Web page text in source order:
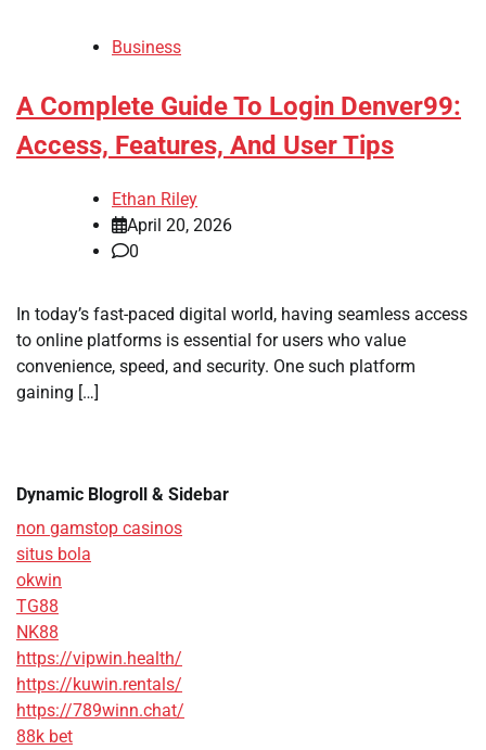
Business
A Complete Guide To Login Denver99:
Access, Features, And User Tips
Ethan Riley
April 20, 2026
0
In today’s fast-paced digital world, having seamless access
to online platforms is essential for users who value
convenience, speed, and security. One such platform
gaining […]
Dynamic Blogroll & Sidebar
non gamstop casinos
situs bola
okwin
TG88
NK88
https://vipwin.health/
https://kuwin.rentals/
https://789winn.chat/
88k bet